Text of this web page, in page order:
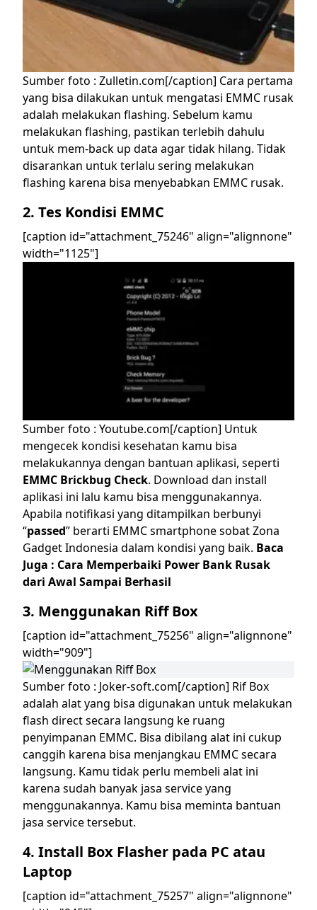
Sumber foto : Zulletin.com[/caption] Cara pertama
yang bisa dilakukan untuk mengatasi EMMC rusak
adalah melakukan flashing. Sebelum kamu
melakukan flashing, pastikan terlebih dahulu
untuk mem-back up data agar tidak hilang. Tidak
disarankan untuk terlalu sering melakukan
flashing karena bisa menyebabkan EMMC rusak.
2. Tes Kondisi EMMC
[caption id="attachment_75246" align="alignnone"
width="1125"]
Sumber foto : Youtube.com[/caption] Untuk
mengecek kondisi kesehatan kamu bisa
melakukannya dengan bantuan aplikasi, seperti
EMMC Brickbug Check. Download dan install
aplikasi ini lalu kamu bisa menggunakannya.
Apabila notifikasi yang ditampilkan berbunyi
“passed” berarti EMMC smartphone sobat Zona
Gadget Indonesia dalam kondisi yang baik. Baca
Juga : Cara Memperbaiki Power Bank Rusak
dari Awal Sampai Berhasil
3. Menggunakan Riff Box
[caption id="attachment_75256" align="alignnone"
width="909"]
Sumber foto : Joker-soft.com[/caption] Rif Box
adalah alat yang bisa digunakan untuk melakukan
flash direct secara langsung ke ruang
penyimpanan EMMC. Bisa dibilang alat ini cukup
canggih karena bisa menjangkau EMMC secara
langsung. Kamu tidak perlu membeli alat ini
karena sudah banyak jasa service yang
menggunakannya. Kamu bisa meminta bantuan
jasa service tersebut.
4. Install Box Flasher pada PC atau
Laptop
[caption id="attachment_75257" align="alignnone"